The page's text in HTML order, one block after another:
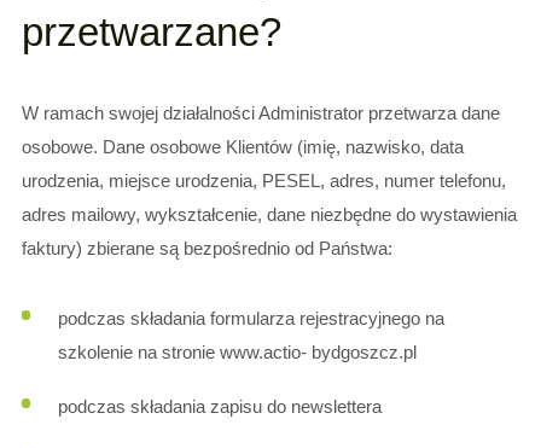
przetwarzane?
W ramach swojej działalności Administrator przetwarza dane
osobowe. Dane osobowe Klientów (imię, nazwisko, data
urodzenia, miejsce urodzenia, PESEL, adres, numer telefonu,
adres mailowy, wykształcenie, dane niezbędne do wystawienia
faktury) zbierane są bezpośrednio od Państwa:
podczas składania formularza rejestracyjnego na
szkolenie na stronie www.actio- bydgoszcz.pl
podczas składania zapisu do newslettera